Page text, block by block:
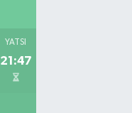
YATSI
21:47